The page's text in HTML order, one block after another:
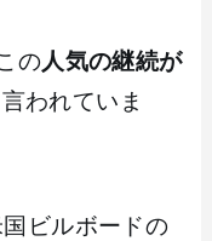
の人気の継続が
われていま
ビルボードの